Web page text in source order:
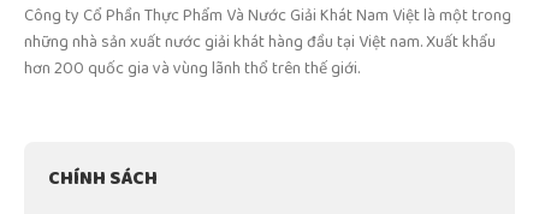
Công ty Cổ Phần Thực Phẩm Và Nước Giải Khát Nam Việt là một trong
những nhà sản xuất nước giải khát hàng đầu tại Việt nam. Xuất khẩu
hơn 200 quốc gia và vùng lãnh thổ trên thế giới.
CHÍNH SÁCH